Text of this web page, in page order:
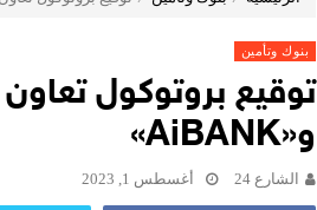
بنوك وتأمين
توقيع بروتوكول
و«aiBANK»
الشارع 24 أغسطس 1, 2023